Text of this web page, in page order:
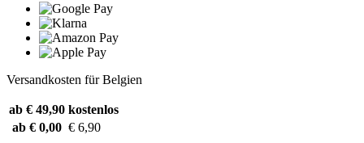
Versandkosten für Belgien
ab € 49,90 kostenlos
ab € 0,00 € 6,90